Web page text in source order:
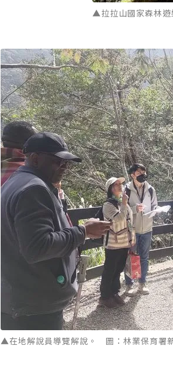
▲拉拉山國家森林
▲在地解說員導覽解說。 圖：林業保育署